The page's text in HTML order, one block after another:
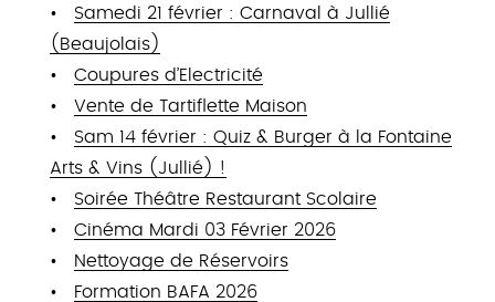
Samedi 21 février : Carnaval à Jullié
(Beaujolais)
Coupures d’Electricité
Vente de Tartiflette Maison
Sam 14 février : Quiz & Burger à la Fontaine
Arts & Vins (Jullié) !
Soirée Théâtre Restaurant Scolaire
Cinéma Mardi 03 Février 2026
Nettoyage de Réservoirs
Formation BAFA 2026